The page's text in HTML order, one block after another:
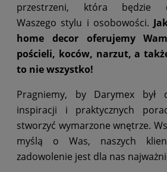
przestrzeni, która będzie
Waszego stylu i osobowości.
home decor oferujemy
pościeli, koców, narzut, a
to nie wszystko!
Pragniemy, by Darymex był
inspiracji i praktycznych
stworzyć wymarzone wnętrze.
myślą o Was, naszych
zadowolenie jest dla nas